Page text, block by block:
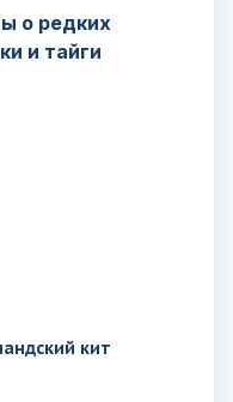
о редких
и тайги
кит